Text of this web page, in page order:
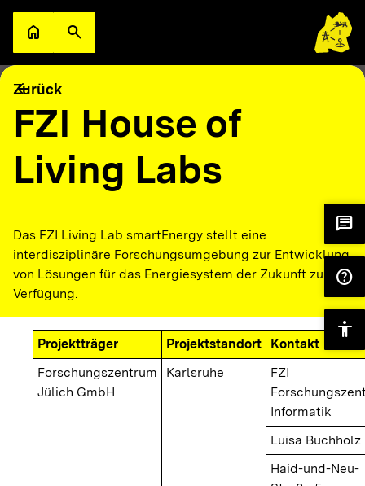
Zum Hauptinhalt springen
homeZur Startseite
searchSuche öffnen
arrow_back
Zurück
FZI House of
Living Labs
Das FZI Living Lab smartEnergy stellt eine
interdisziplinäre Forschungsumgebung zur Entwicklung
von Lösungen für das Energiesystem der Zukunft zur
Verfügung.
Projektträger Projektstandort
Kontakt
Forschungszentrum
Jülich GmbH
Karlsruhe
FZI
Informatik
Luisa Buchholz
Haid-und-Neu-
chat
help
accessibility